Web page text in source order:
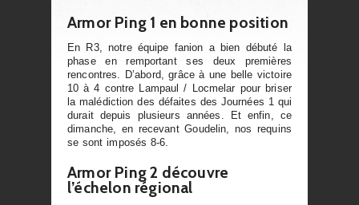
Armor Ping 1 en bonne position
En R3, notre équipe fanion a bien débuté la
phase en remportant ses deux premières
rencontres. D’abord, grâce à une belle victoire
10 à 4 contre Lampaul / Locmelar pour briser
la malédiction des défaites des Journées 1 qui
durait depuis plusieurs années. Et enfin, ce
dimanche, en recevant Goudelin, nos requins
se sont imposés 8-6.
Armor Ping 2 découvre
l’échelon régional